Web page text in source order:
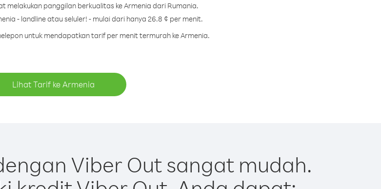
melakukan panggilan berkualitas ke Armenia dari Rumania.
- landline atau seluler! - mulai dari hanya 26.8 ¢ per menit.
untuk mendapatkan tarif per menit termurah ke Armenia.
Lihat Tarif ke Armenia
Viber Out sangat mudah.